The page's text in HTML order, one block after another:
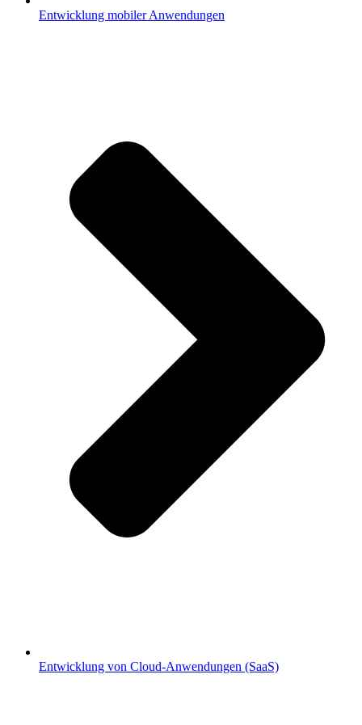
Entwicklung mobiler Anwendungen
Entwicklung von Cloud-Anwendungen (SaaS)